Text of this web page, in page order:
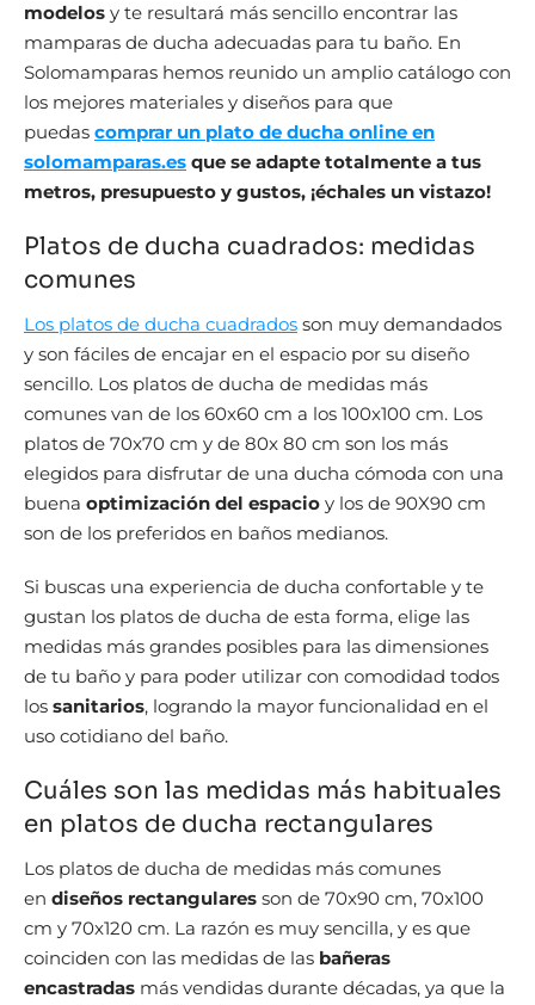
modelos y te resultará más sencillo encontrar las
mamparas de ducha adecuadas para tu baño. En
Solomamparas hemos reunido un amplio catálogo con
los mejores materiales y diseños para que
puedas comprar un plato de ducha online en
solomamparas.es que se adapte totalmente a tus
metros, presupuesto y gustos, ¡échales un vistazo!
Platos de ducha cuadrados: medidas
comunes
Los platos de ducha cuadrados son muy demandados
y son fáciles de encajar en el espacio por su diseño
sencillo. Los platos de ducha de medidas más
comunes van de los 60x60 cm a los 100x100 cm. Los
platos de 70x70 cm y de 80x 80 cm son los más
elegidos para disfrutar de una ducha cómoda con una
buena optimización del espacio y los de 90X90 cm
son de los preferidos en baños medianos.
Si buscas una experiencia de ducha confortable y te
gustan los platos de ducha de esta forma, elige las
medidas más grandes posibles para las dimensiones
de tu baño y para poder utilizar con comodidad todos
los sanitarios, logrando la mayor funcionalidad en el
uso cotidiano del baño.
Cuáles son las medidas más habituales
en platos de ducha rectangulares
Los platos de ducha de medidas más comunes
en diseños rectangulares son de 70x90 cm, 70x100
cm y 70x120 cm. La razón es muy sencilla, y es que
coinciden con las medidas de las bañeras
encastradas más vendidas durante décadas, ya que la